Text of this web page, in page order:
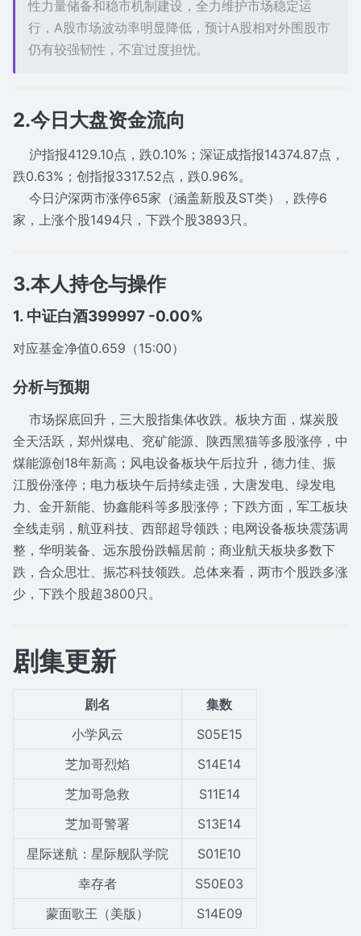
性力量储备和稳市机制建设，全力维护市场稳定运
行，A股市场波动率明显降低，预计A股相对外围股市
仍有较强韧性，不宜过度担忧。
2.今日大盘资金流向
沪指报4129.10点，跌0.10%；深证成指报14374.87点，
跌0.63%；创指报3317.52点，跌0.96%。
今日沪深两市涨停65家（涵盖新股及ST类），跌停6
家，上涨个股1494只，下跌个股3893只。
3.本人持仓与操作
1. 中证白酒399997 -0.00%
对应基金净值0.659（15:00）
分析与预期
市场探底回升，三大股指集体收跌。板块方面，煤炭股
全天活跃，郑州煤电、兖矿能源、陕西黑猫等多股涨停，中
煤能源创18年新高；风电设备板块午后拉升，德力佳、振
江股份涨停；电力板块午后持续走强，大唐发电、绿发电
力、金开新能、协鑫能科等多股涨停；下跌方面，军工板块
全线走弱，航亚科技、西部超导领跌；电网设备板块震荡调
整，华明装备、远东股份跌幅居前；商业航天板块多数下
跌，合众思壮、振芯科技领跌。总体来看，两市个股跌多涨
少，下跌个股超3800只。
剧集更新
剧名
集数
小学风云
S05E15
芝加哥烈焰
S14E14
芝加哥急救
S11E14
芝加哥警署
S13E14
星际迷航：星际舰队学院
S01E10
幸存者
S50E03
蒙面歌王（美版）
S14E09